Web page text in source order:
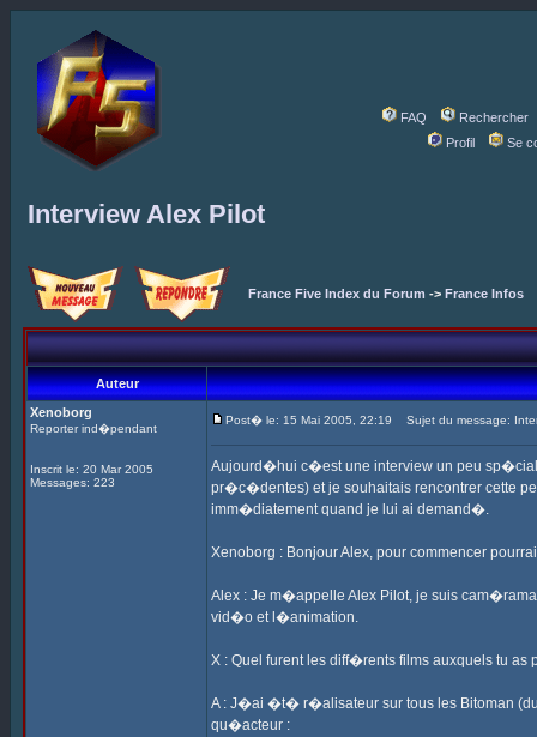
FAQ
Rechercher
Profil
Se
Interview Alex Pilot
France Five Index du Forum -> France Infos
Auteur
Xenoborg
Reporter ind�pendant
Inscrit le: 20 Mar 2005
Messages: 223
Post� le: 15 Mai 2005, 22:19 Sujet du message:
Aujourd�hui c�est une interview un peu
pr�c�dentes) et je souhaitais rencontrer cette
imm�diatement quand je lui ai demand�.
Xenoborg : Bonjour Alex, pour commencer
Alex : Je m�appelle Alex Pilot, je suis
vid�o et l�animation.
X : Quel furent les diff�rents films auxquels tu
A : J�ai �t� r�alisateur sur tous les Bitoman
qu�acteur :